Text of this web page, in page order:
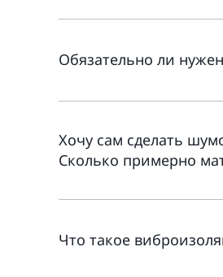
Обязательно ли
Хочу сам сделать
Сколько примерно
Что такое